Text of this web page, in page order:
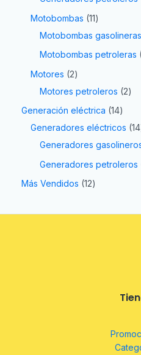
Motobombas 11
Motobombas gasolineras
Motobombas petroleras
Motores
2
Motores petroleros
2
Generación eléctrica 14
Generadores eléctricos 14
Generadores
Generadores petroleros
Más Vendidos 12